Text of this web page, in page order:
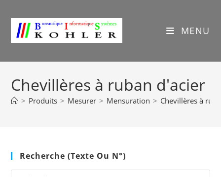
content
MENU
Chevillères à ruban d'acier
> Produits > Mesurer > Mensuration > Chevillères à
Recherche (texte Ou N°)